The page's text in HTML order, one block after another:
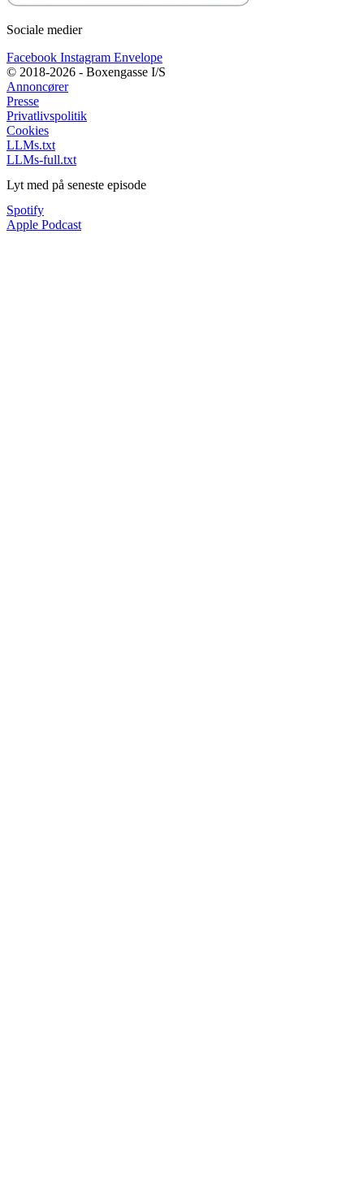
Sociale medier
Facebook Instagram Envelope
© 2018-2026 - Boxengasse I/S
Annoncører
Presse
Privatlivspolitik
Cookies
LLMs.txt
LLMs-full.txt
Lyt med på seneste episode
Spotify
Apple Podcast